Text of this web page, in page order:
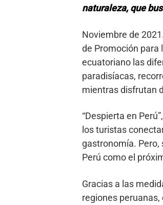
naturaleza, que
Noviembre de
de Promoción para
ecuatoriano las
paradisíacas,
mientras disfrutan
“Despierta en
los turistas
gastronomía. Pero,
Perú como el
Gracias a las
regiones peruanas,